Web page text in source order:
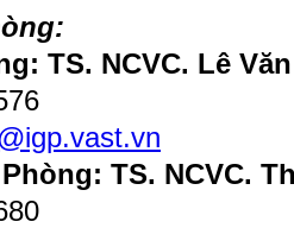
TS. NCVC. Lê
TS. NCVC.